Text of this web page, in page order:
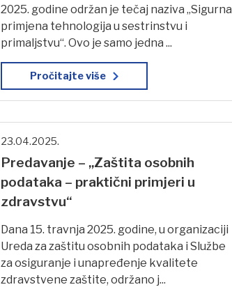
2025. godine održan je tečaj naziva „Sigurna
primjena tehnologija u sestrinstvu i
primaljstvu“. Ovo je samo jedna ...
Pročitajte više
23.04.2025.
Predavanje – „Zaštita osobnih
podataka – praktični primjeri u
zdravstvu“
Dana 15. travnja 2025. godine, u organizaciji
Ureda za zaštitu osobnih podataka i Službe
za osiguranje i unapređenje kvalitete
zdravstvene zaštite, održano j...